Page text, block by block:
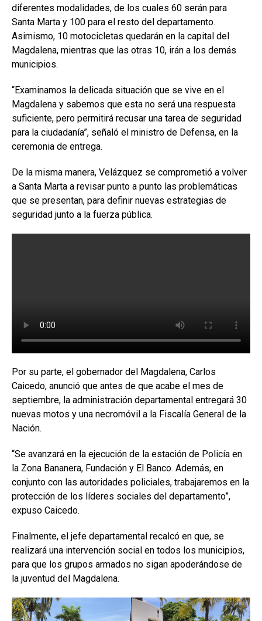
diferentes modalidades, de los cuales 60 serán para
Santa Marta y 100 para el resto del departamento.
Asimismo, 10 motocicletas quedarán en la capital del
Magdalena, mientras que las otras 10, irán a los demás
municipios.
“Examinamos la delicada situación que se vive en el
Magdalena y sabemos que esta no será una respuesta
suficiente, pero permitirá recusar una tarea de seguridad
para la ciudadanía”, señaló el ministro de Defensa, en la
ceremonia de entrega.
De la misma manera, Velázquez se comprometió a volver
a Santa Marta a revisar punto a punto las problemáticas
que se presentan, para definir nuevas estrategias de
seguridad junto a la fuerza pública.
Por su parte, el gobernador del Magdalena, Carlos
Caicedo, anunció que antes de que acabe el mes de
septiembre, la administración departamental entregará 30
nuevas motos y una necromóvil a la Fiscalía General de la
Nación.
“Se avanzará en la ejecución de la estación de Policía en
la Zona Bananera, Fundación y El Banco. Además, en
conjunto con las autoridades policiales, trabajaremos en la
protección de los líderes sociales del departamento”,
expuso Caicedo.
Finalmente, el jefe departamental recalcó en que, se
realizará una intervención social en todos los municipios,
para que los grupos armados no sigan apoderándose de
la juventud del Magdalena.